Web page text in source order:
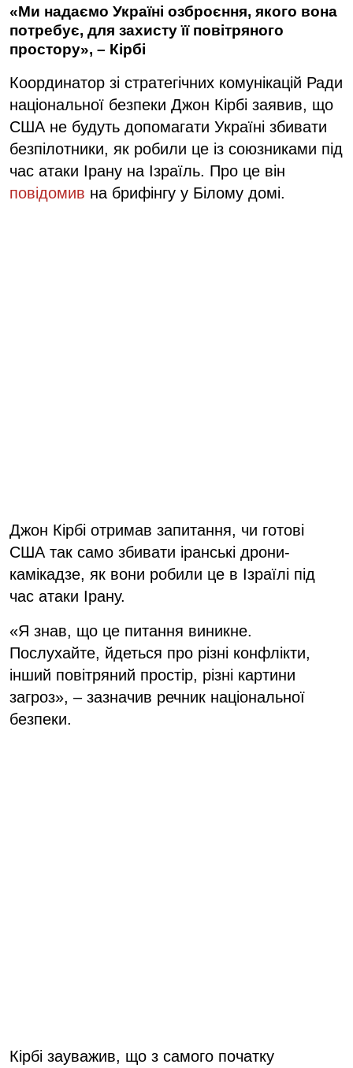
«Ми надаємо Україні озброєння, якого вона
потребує, для захисту її повітряного
простору», – Кірбі
Координатор зі стратегічних комунікацій Ради
національної безпеки Джон Кірбі заявив, що
США не будуть допомагати Україні збивати
безпілотники, як робили це із союзниками під
час атаки Ірану на Ізраїль. Про це він
повідомив на брифінгу у Білому домі.
Джон Кірбі отримав запитання, чи готові
США так само збивати іранські дрони-
камікадзе, як вони робили це в Ізраїлі під
час атаки Ірану.
«Я знав, що це питання виникне.
Послухайте, йдеться про різні конфлікти,
інший повітряний простір, різні картини
загроз», – зазначив речник національної
безпеки.
Кірбі зауважив, що з самого початку